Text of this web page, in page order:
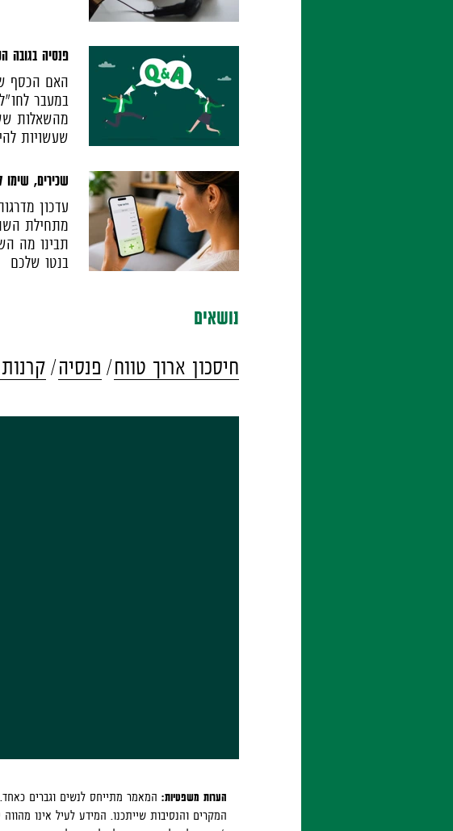
פנסיה בגובה העיניים: 7 שאלות ששואלים
האם הכסף
במעבר
שעשויות
שכירים, שימו
עדכון
מתחילת
תבינו מה
בנטו שלכם
נושאים
חיסכון ארוך טווח פנסיה
הערות משפטיות: המאמר מתייחס לנשים וגברים
המקרים והנסיבות שייתכנו. המידע לעיל אינו